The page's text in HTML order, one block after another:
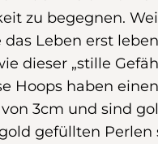
zu begegnen.
Leben erst
dieser „stille
Hoops haben einen
3cm und sind
gefüllten Perlen